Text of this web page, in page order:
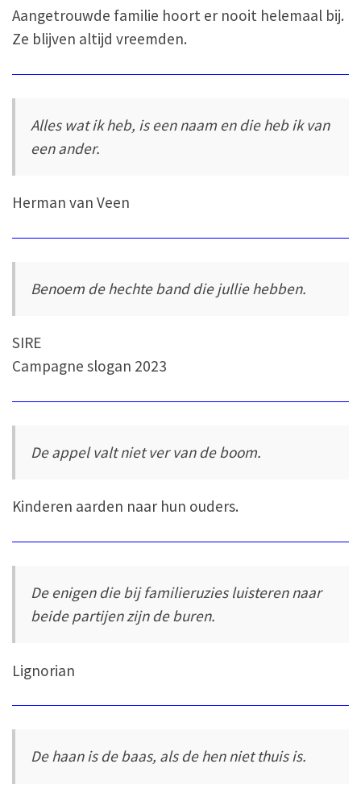
Aangetrouwde familie hoort er nooit helemaal bij.
Ze blijven altijd vreemden.
Alles wat ik heb, is een naam en die heb ik van
een ander.
Herman van Veen
Benoem de hechte band die jullie hebben.
SIRE
Campagne slogan 2023
De appel valt niet ver van de boom.
Kinderen aarden naar hun ouders.
De enigen die bij familieruzies luisteren naar
beide partijen zijn de buren.
Lignorian
De haan is de baas, als de hen niet thuis is.